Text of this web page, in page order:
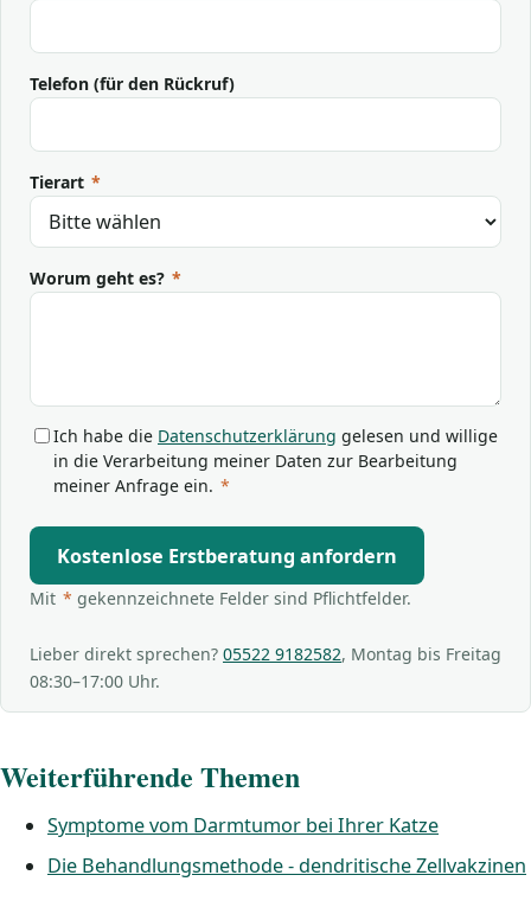
Telefon (für den Rückruf)
Tierart *
Worum geht es? *
Ich habe die Datenschutzerklärung gelesen und willige
in die Verarbeitung meiner Daten zur Bearbeitung
meiner Anfrage ein. *
Kostenlose Erstberatung anfordern
Mit * gekennzeichnete Felder sind Pflichtfelder.
Lieber direkt sprechen? 05522 9182582, Montag bis Freitag
08:30–17:00 Uhr.
Weiterführende Themen
Symptome vom Darmtumor bei Ihrer Katze
Die Behandlungsmethode - dendritische Zellvakzinen